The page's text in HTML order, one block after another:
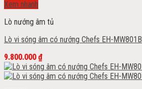
Xem nhanh
Lò nướng âm tủ
Lò vi sóng âm có nướng Chefs EH-MW801B
9.800.000 ₫